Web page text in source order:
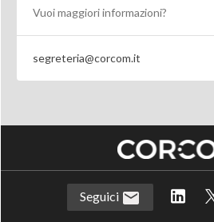
Vuoi maggiori informazioni?
segreteria@corcom.it
Seguici